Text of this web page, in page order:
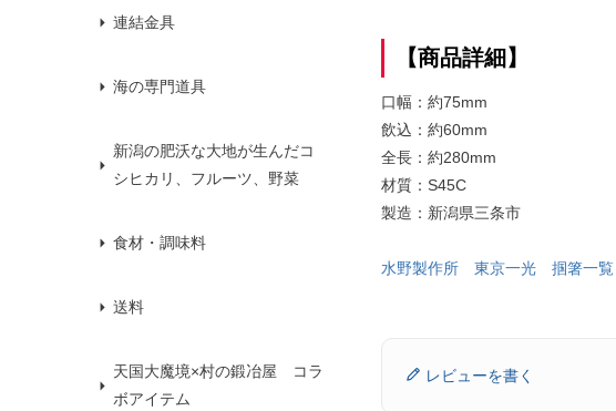
連結金具
海の専門道具
新潟の肥沃な大地が生んだコ
シヒカリ、フルーツ、野菜
食材・調味料
送料
天国大魔境×村の鍛冶屋 コラ
ボアイテム
【商品詳細】
口幅：約75mm
飲込：約60mm
全長：約280mm
材質：S45C
製造：新潟県三条市
水野製作所 東京一光 掴箸一覧
レビューを書く